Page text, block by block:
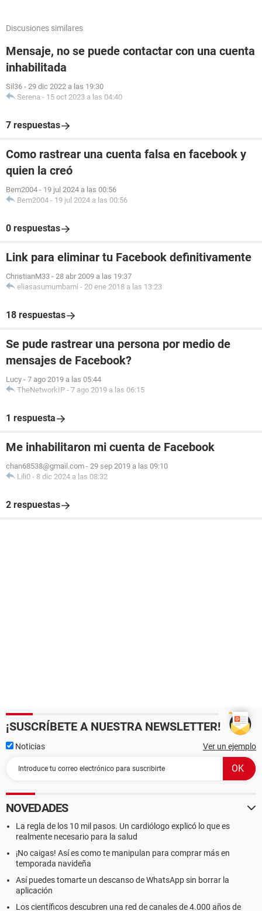
Discusiones similares
Mensaje, no se puede contactar con una cuenta
inhabilitada
Sil36 - 29 dic 2022 a las 19:30
Serena - 15 oct 2023 a las 04:40
7 respuestas
Como rastrear una cuenta falsa en facebook y
quien la creó
Bem2004 - 19 jul 2024 a las 00:56
Bem2004 - 19 jul 2024 a las 00:56
0 respuestas
Link para eliminar tu Facebook definitivamente
ChristianM33 - 28 abr 2009 a las 19:37
eliasasumumbami - 20 ene 2018 a las 13:23
18 respuestas
Se pude rastrear una persona por medio de
mensajes de Facebook?
Lucy - 7 ago 2019 a las 05:44
TheNetworkIP - 7 ago 2019 a las 06:15
1 respuesta
Me inhabilitaron mi cuenta de Facebook
chan68538@gmail.com - 29 sep 2019 a las 09:10
Lili0 - 8 dic 2024 a las 08:32
2 respuestas
¡SUSCRÍBETE A NUESTRA NEWSLETTER!
Noticias Ver un ejemplo
NOVEDADES
La regla de los 10 mil pasos. Un cardiólogo explicó lo que es
realmente necesario para la salud
¡No caigas! Así es como te manipulan para comprar más en
temporada navideña
Así puedes tomarte un descanso de WhatsApp sin borrar la
aplicación
Los científicos descubren una red de canales de 4.000 años de